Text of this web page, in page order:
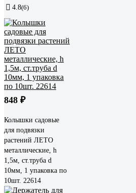
4.8(6)
848 ₽
Колышки садовые
для подвязки
растений ЛЕТО
металлические, h
1,5м, ст.труба d
10мм, 1 упаковка по
10шт. 22614